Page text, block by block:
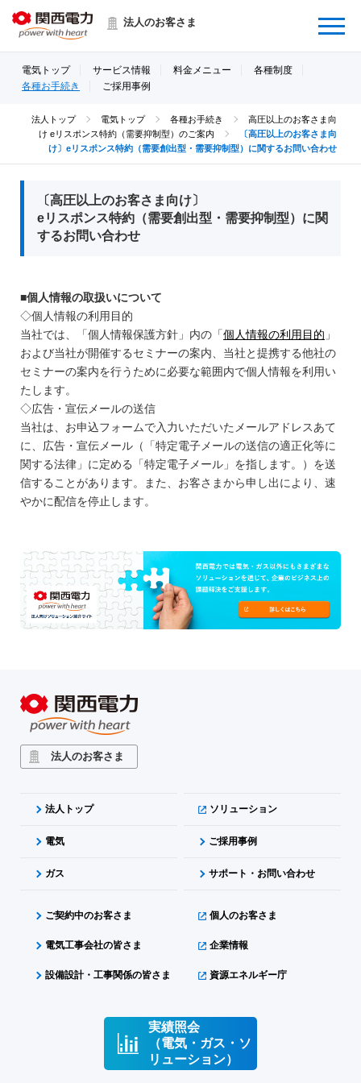
法人のお客さま
電気トップ サービス情報 料金メニュー
各種制度
各種お手続き
ご採用事例
法人トップ 電気トップ 各種お手続き
高圧以上のお客さま向
け eリスポンス特約（需要抑制型）のご案内
〔高圧以上のお客さま向
け〕eリスポンス特約（需要創出型・需要抑制型）に関するお問い合わせ
〔高圧以上のお客さま向け〕
eリスポンス特約（需要創出型・需要抑制型）に関
するお問い合わせ
■個人情報の取扱いについて
◇個人情報の利用目的
当社では、「個人情報保護方針」内の「個人情報の利用目的 」
および当社が開催するセミナーの案内、当社と提携する他社の
セミナーの案内を行うために必要な範囲内で個人情報を利用い
たします。
◇広告・宣伝メールの送信
当社は、お申込フォームで入力いただいたメールアドレスあて
に、広告・宣伝メール（「特定電子メールの送信の適正化等に
関する法律」に定める「特定電子メール」を指します。）を送
信することがあります。また、お客さまから申し出により、速
やかに配信を停止します。
法人のお客さま
法人トップ ソリューション
電気 ご採用事例
ガス サポート・お問い合わせ
ご契約中のお客さま
電気工事会社の皆さま
設備設計・工事関係の皆さま
個人のお客さま
企業情報
資源エネルギー庁
実績照会
（電気・ガス・ソ
リューション）